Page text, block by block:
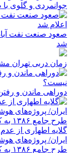
جوانمردی و گلوی
صعود صنعت نفت
شد
زمان دربی تهران
دوراهی ماندن و
گلایه اطهاری از
ایران/ پروژه‌های
طرح جامع ۱۳۸۶ به کشور آسیب زد